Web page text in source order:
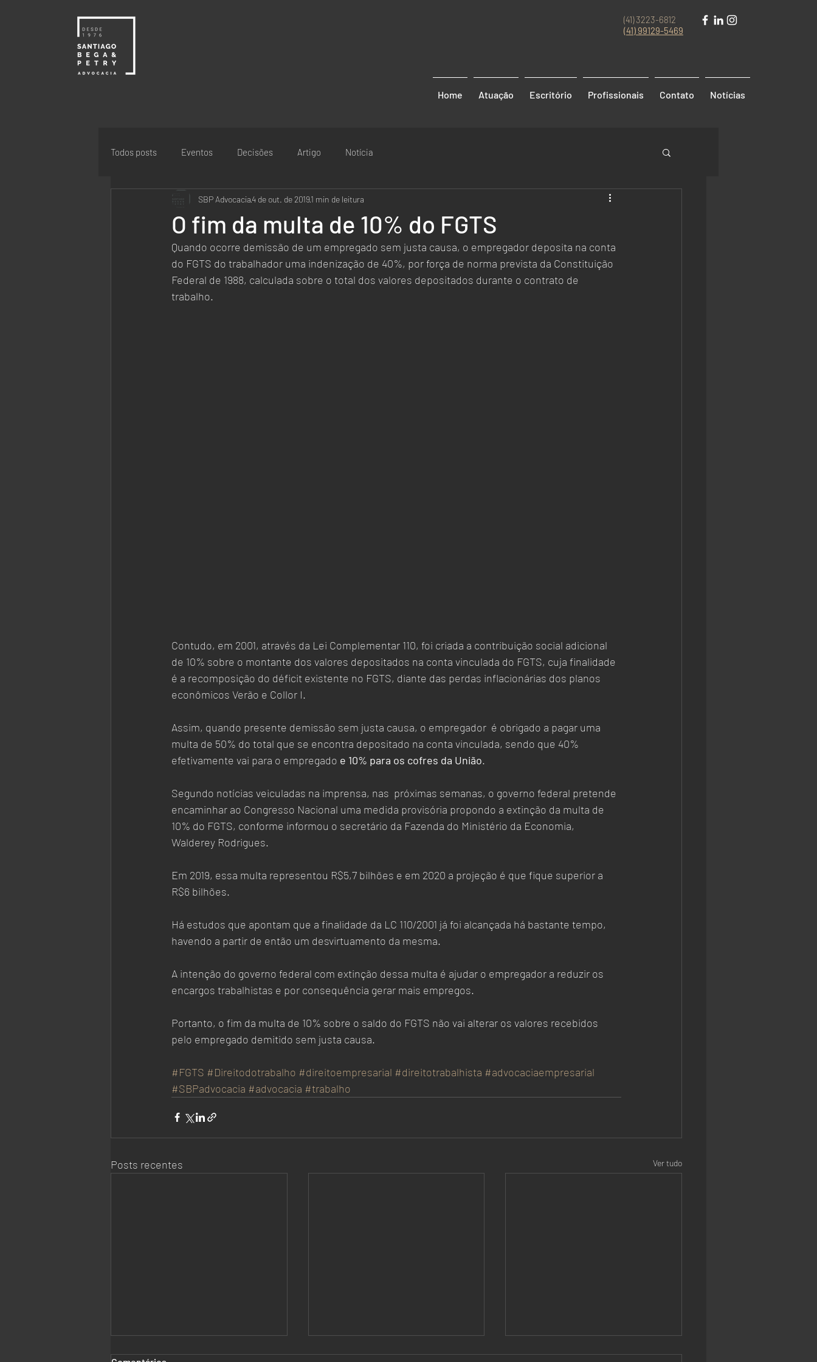
(41) 3223-6812
(41) 99129-5469
Home Atuação Escritório Profissionais Contato Notícias
Todos posts Eventos Decisões Artigo Notícia
O fim da multa de 10% do FGTS
SBP Advocacia4 de out. de 20191 min de leitura
Quando ocorre demissão de um empregado sem justa causa, o empregador deposita na conta
do FGTS do trabalhador uma indenização de 40%, por força de norma prevista da Constituição
Federal de 1988, calculada sobre o total dos valores depositados durante o contrato de
trabalho.
Contudo, em 2001, através da Lei Complementar 110, foi criada a contribuição social adicional
de 10% sobre o montante dos valores depositados na conta vinculada do FGTS, cuja finalidade
é a recomposição do déficit existente no FGTS, diante das perdas inflacionárias dos planos
econômicos Verão e Collor I.
Assim, quando presente demissão sem justa causa, o empregador  é obrigado a pagar uma
multa de 50% do total que se encontra depositado na conta vinculada, sendo que 40%
efetivamente vai para o empregado e 10% para os cofres da União.
Segundo notícias veiculadas na imprensa, nas  próximas semanas, o governo federal pretende
encaminhar ao Congresso Nacional uma medida provisória propondo a extinção da multa de
10% do FGTS, conforme informou o secretário da Fazenda do Ministério da Economia,
Walderey Rodrigues.
Em 2019, essa multa representou R$5,7 bilhões e em 2020 a projeção é que fique superior a
R$6 bilhões.
Há estudos que apontam que a finalidade da LC 110/2001 já foi alcançada há bastante tempo,
havendo a partir de então um desvirtuamento da mesma.
A intenção do governo federal com extinção dessa multa é ajudar o empregador a reduzir os
encargos trabalhistas e por consequência gerar mais empregos.
Portanto, o fim da multa de 10% sobre o saldo do FGTS não vai alterar os valores recebidos
pelo empregado demitido sem justa causa.
#FGTS #Direitodotrabalho #direitoempresarial #direitotrabalhista #advocaciaempresarial
#SBPadvocacia #advocacia #trabalho
Posts recentes Ver tudo